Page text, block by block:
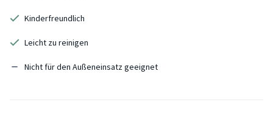
Kinderfreundlich
Leicht zu reinigen
Nicht für den Außeneinsatz geeignet